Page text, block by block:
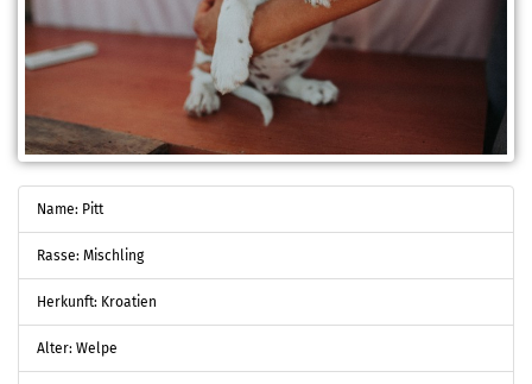
Name: Pitt
Rasse: Mischling
Herkunft: Kroatien
Alter: Welpe